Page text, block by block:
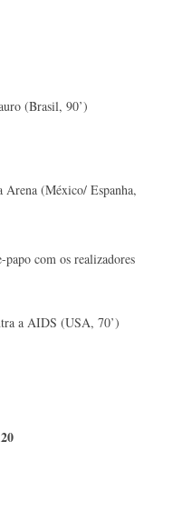
(Brasil, 90’)
Arena (México/ Espanha,
papo com os realizadores
a AIDS (USA, 70’)